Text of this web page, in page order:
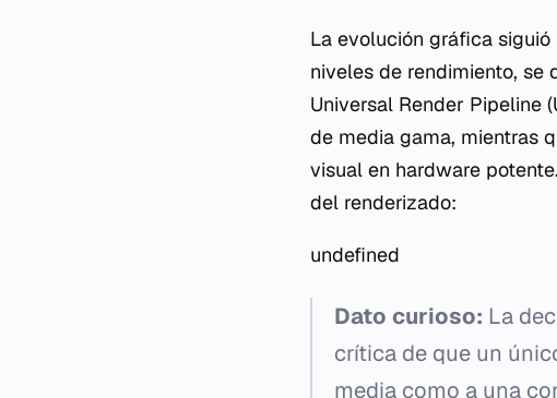
La evolución gráfica
niveles de rendimiento, se
Universal Render Pipeline
de media gama, mientras
visual en hardware
del renderizado:
undefined
Dato curioso: La
crítica de que un
media como a una